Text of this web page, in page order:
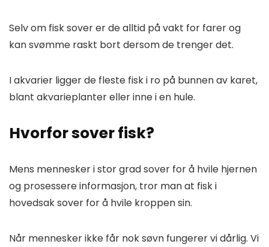
Selv om fisk sover er de alltid på vakt for farer og
kan svømme raskt bort dersom de trenger det.
I akvarier ligger de fleste fisk i ro på bunnen av karet,
blant akvarieplanter eller inne i en hule.
Hvorfor sover fisk?
Mens mennesker i stor grad sover for å hvile hjernen
og prosessere informasjon, tror man at fisk i
hovedsak sover for å hvile kroppen sin.
Når mennesker ikke får nok søvn fungerer vi dårlig. Vi